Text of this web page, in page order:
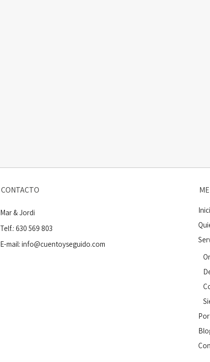
CONTACTO
Mar & Jordi
Telf.: 630 569 803
E-mail:info@cuentoyseguido.com